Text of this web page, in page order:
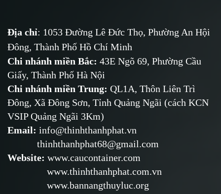
Địa chỉ: 1053 Đường Lê Đức Thọ, Phường An Hội
Đông, Thành Phố Hồ Chí Minh
Chi nhánh miền Bắc: 43E Ngõ 69, Phường Cầu
Giấy, Thành Phố Hà Nội
Chi nhánh miền Trung: QL1A, Thôn Liên Trì
Đông, Xã Đông Sơn, Tỉnh Quảng Ngãi (cách KCN
VSIP Quảng Ngãi 3Km)
Email: info@thinhthanhphat.vn
thinhthanhphat68@gmail.com
Website: www.caucontainer.com
www.thinhthanhphat.com.vn
www.bannangthuyluc.org